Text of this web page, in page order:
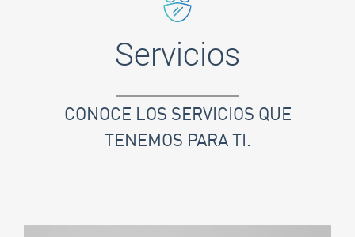
Servicios
CONOCE LOS SERVICIOS QUE
TENEMOS PARA TI.